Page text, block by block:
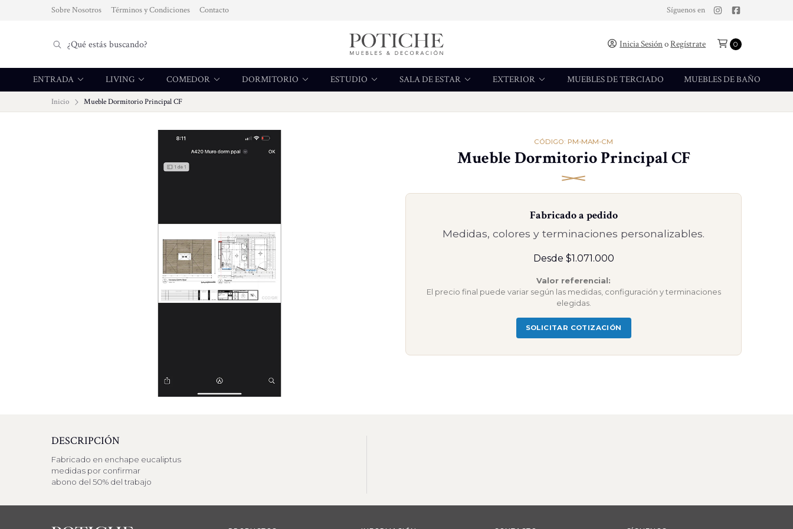
Sobre Nosotros Términos y Condiciones Contacto Síguenos en
Inicia SesiónoRegístrate 0
ENTRADA LIVING COMEDOR DORMITORIO ESTUDIO SALA DE ESTAR EXTERIOR MUEBLES DE TERCIADO MUEBLES DE BAÑO
Inicio Mueble Dormitorio Principal CF
CÓDIGO: PM-MAM-CM
Mueble Dormitorio Principal CF
Fabricado a pedido
Medidas, colores y terminaciones personalizables.
Desde $1.071.000
Valor referencial:
El precio final puede variar según las medidas, configuración y terminaciones
elegidas.
SOLICITAR COTIZACIÓN
DESCRIPCIÓN
Fabricado en enchape eucaliptus
medidas por confirmar
abono del 50% del trabajo